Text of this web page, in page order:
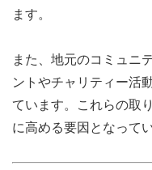
ます。
また、地元のコミュニ
ントやチャリティー活
ています。これらの取
に高める要因となって